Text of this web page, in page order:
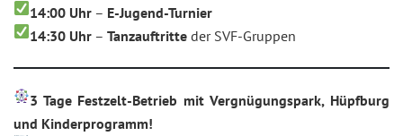
14:00 Uhr – E-Jugend-Turnier
14:30 Uhr –Tanzauftritte der SVF-Gruppen
3 Tage Festzelt-Betrieb mit Vergnügungspark, Hüpfburg
und Kinderprogramm!